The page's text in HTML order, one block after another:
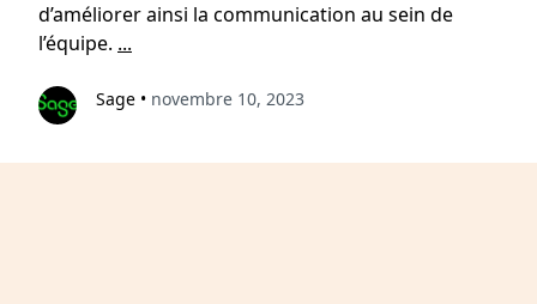
d’améliorer ainsi la communication au sein de
l’équipe. ...
Sage • novembre 10, 2023